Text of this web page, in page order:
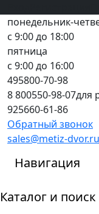
понедельник-
с 9:00 до 18:00
пятница
с 9:00 до 16:00
495800-70-98
8 800550-98-07для
925660-61-86
Обратный звонок
sales@metiz-dvor.ru
Навигация
Каталог и поиск